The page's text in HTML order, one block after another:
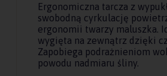
Ergonomiczna tarcza z
swobodną cyrkulację
ergonomii twarzy maluszka.
wygięta na zewnątrz dzięki
Zapobiega podrażnieniom
powodu nadmiaru śliny.